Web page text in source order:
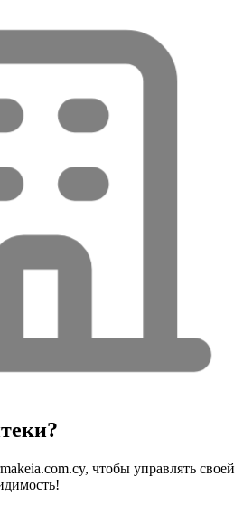
чтобы управлять своей